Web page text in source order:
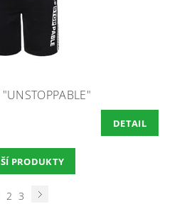
"UNSTOPPABLE"
DETAIL
PRODUKTY
2 3